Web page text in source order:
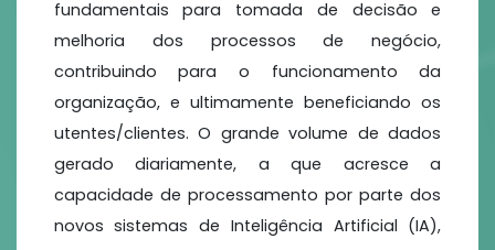
fundamentais para tomada de decisão e
melhoria dos processos de negócio,
contribuindo para o funcionamento da
organização, e ultimamente beneficiando os
utentes/clientes. O grande volume de dados
gerado diariamente, a que acresce a
capacidade de processamento por parte dos
novos sistemas de Inteligência Artificial (IA),